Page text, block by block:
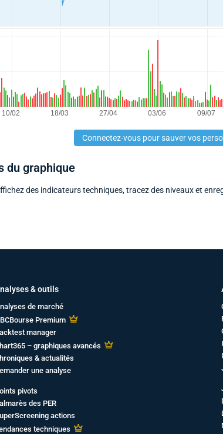
Connectez-vous pour sauver vos
du graphique
des indicateurs techniques, tracez des niveaux et
& outils
de marché
Premium
manager
– graphiques avancés
& actualités
une analyse
pivots
des PER
actions
techniques